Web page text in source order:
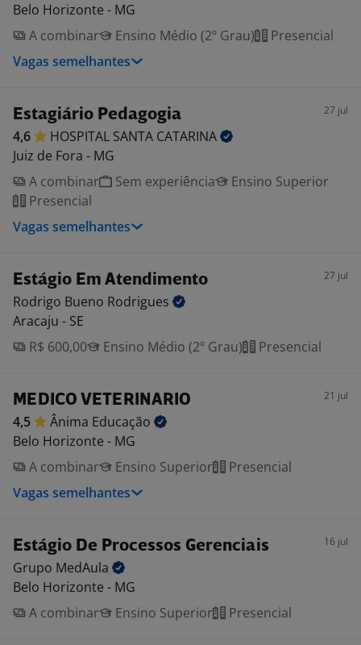
Belo Horizonte - MG
A combinar
Ensino Médio (2º Grau)
Presencial
Vagas semelhantes
Estagiário Pedagogia 27 jul
4,6 HOSPITAL SANTA CATARINA
Juiz de Fora - MG
A combinar
Sem experiência
Ensino Superior
Presencial
Vagas semelhantes
Estágio Em Atendimento 27 jul
Rodrigo Bueno Rodrigues
Aracaju - SE
R$ 600,00
Ensino Médio (2º Grau) Presencial
MEDICO VETERINARIO 21 jul
4,5 Ânima Educação
Belo Horizonte - MG
A combinar
Ensino Superior
Presencial
Vagas semelhantes
Estágio De Processos Gerenciais 16 jul
Grupo MedAula
Belo Horizonte - MG
A combinar
Ensino Superior Presencial